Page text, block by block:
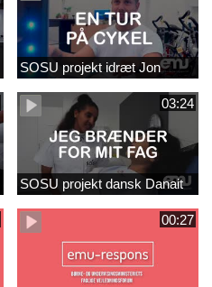
SOSU projekt idræt Jon
03:24
SOSU projekt dansk Danait
00:27